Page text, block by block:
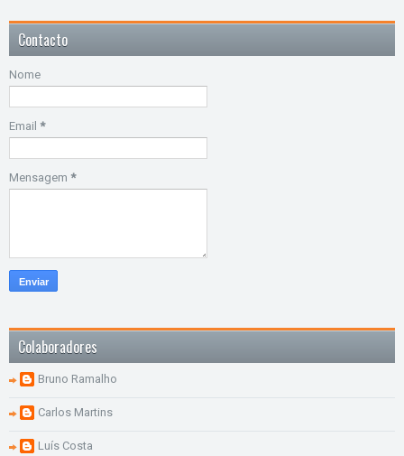
Contacto
Nome
Email *
Mensagem *
Colaboradores
Bruno Ramalho
Carlos Martins
Luís Costa